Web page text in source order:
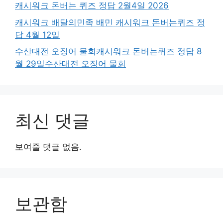
캐시워크 돈버는 퀴즈 정답 2월4일 2026
캐시워크 배달의민족 배민 캐시워크 돈버는퀴즈 정
답 4월 12일
수산대전 오징어 물회캐시워크 돈버는퀴즈 정답 8
월 29일수산대전 오징어 물회
최신 댓글
보여줄 댓글 없음.
보관함